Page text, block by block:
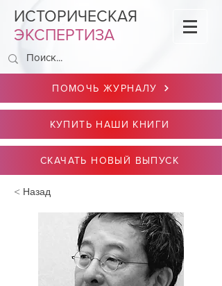
ИСТОРИЧЕСКАЯ
ЭКСПЕРТИЗА
ПОМОЧЬ ЖУРНАЛУ
КУПИТЬ НАШИ КНИГИ
СКАЧАТЬ НОВЫЙ ВЫПУСК
< Назад